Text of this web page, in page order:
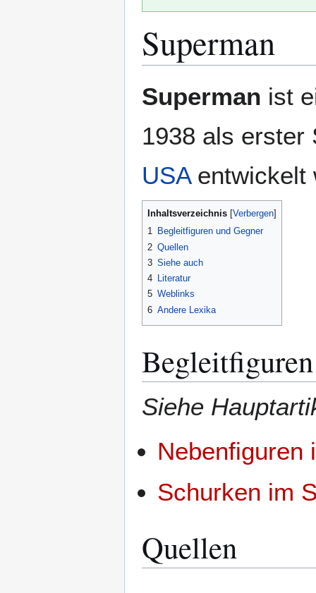
Superman
Navigation
Suche
Superman ist
1938 als erster
USAentwickelt
Inhaltsverzeichnis
1 Begleitfiguren und Gegner
2 Quellen
3 Siehe auch
4 Literatur
5 Weblinks
6 Andere Lexika
Siehe
Nebenfiguren
Schurken im
Quellen